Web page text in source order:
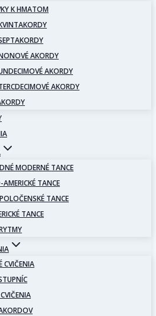
K HMATOM
AKORDY
AKORDY
AKORDY
MODERNÉ TANCE
TANCE
TANCE
TANCE
CVIČENIA